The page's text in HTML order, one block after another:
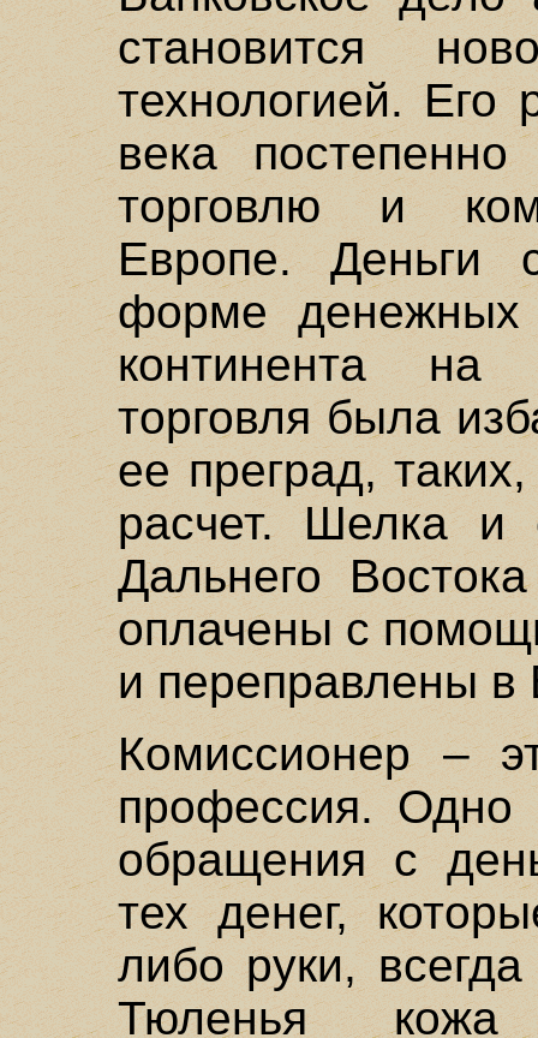
становится
технологией. Его
века
торговлю и
Европе. Деньги
форме денежных
континента
торговля была
ее преград,
расчет. Шелка и
Дальнего
оплачены с
и переправлены
Комиссионер –
профессия. Одно
обращения с
тех денег,
либо руки,
Тюленья